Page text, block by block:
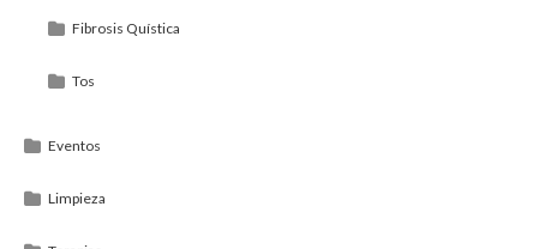
Fibrosis Quística
Tos
Eventos
Limpieza